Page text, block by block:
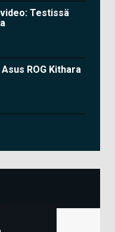
Testissä
ROG Kithara